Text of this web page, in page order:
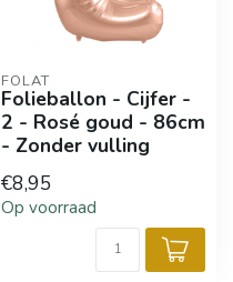
FOLAT
Folieballon - Cijfer -
2 - Rosé goud - 86cm
- Zonder vulling
€8,95
Op voorraad